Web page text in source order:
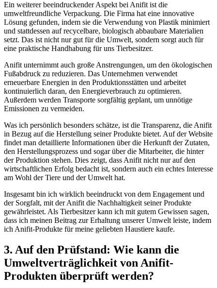
Ein weiterer beeindruckender⁣ Aspekt bei Anifit ist die
umweltfreundliche Verpackung. Die⁣ Firma hat‌ eine innovative
Lösung gefunden, indem sie die Verwendung von Plastik minimiert
und ​stattdessen auf recycelbare, biologisch abbaubare Materialien
setzt. Das ⁢ist nicht nur gut für die Umwelt, sondern sorgt auch für
eine ‌praktische Handhabung für uns Tierbesitzer.
Anifit unternimmt auch große‍ Anstrengungen, um den ökologischen
Fußabdruck zu reduzieren. Das Unternehmen verwendet
erneuerbare Energien in den Produktionsstätten und arbeitet
kontinuierlich daran, den Energieverbrauch zu optimieren.
⁢Außerdem ‍werden Transporte sorgfältig⁤ geplant, um unnötige​
Emissionen zu vermeiden.
Was ich persönlich besonders ⁣schätze, ist​ die Transparenz, ​die Anifit
in‍ Bezug auf die ⁣Herstellung seiner Produkte bietet. Auf ⁤der ⁤Website
findet man​ detaillierte Informationen über die ‍Herkunft der Zutaten,
den⁣ Herstellungsprozess und ‍sogar über die Mitarbeiter, die hinter‍
der Produktion stehen. Dies zeigt, dass Anifit nicht nur auf den
wirtschaftlichen ‌Erfolg ‌bedacht⁢ ist, sondern auch ein echtes ​Interesse
am Wohl⁢ der Tiere ‍und der Umwelt hat.
Insgesamt bin ich wirklich beeindruckt von‍ dem Engagement⁣ und
der Sorgfalt, mit der Anifit die Nachhaltigkeit seiner Produkte
gewährleistet. Als Tierbesitzer kann ich mit gutem Gewissen sagen,⁣
dass ich meinen‌ Beitrag zur Erhaltung unserer Umwelt ‌leiste, indem
ich Anifit-Produkte für ‍meine​ geliebten Haustiere kaufe.
3.‌ Auf den Prüfstand: Wie kann die
Umweltverträglichkeit von Anifit-
Produkten überprüft werden?